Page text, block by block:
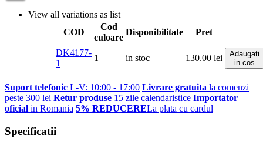
View all variations as list
COD
Cod
culoare
Disponibilitate Pret
DK4177-
1
1 in stoc 130.00 lei
Adaugati
in cos
Suport telefonic L-V: 10:00 - 17:00 Livrare gratuita la comenzi
peste 300 lei Retur produse 15 zile calendaristice Importator
oficial in Romania 5% REDUCERELa plata cu cardul
Specificatii